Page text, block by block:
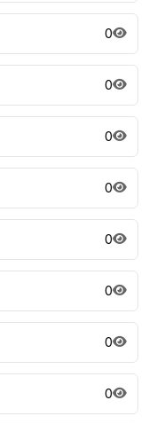
0
0
0
0
0
0
0
0